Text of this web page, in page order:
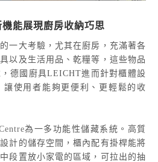
能展現廚房收納巧思
一大考驗，尤其在廚房，充滿著各
以及生活用品、乾糧等，這些物品
德國廚具LEICHT進而針對櫃體設
讓使用者能夠更便利、更輕鬆的收
為一多功能性儲藏系統。高質
計的儲存空間，櫃內配有掛桿能將
段置放小家電的區域，可拉出的抽